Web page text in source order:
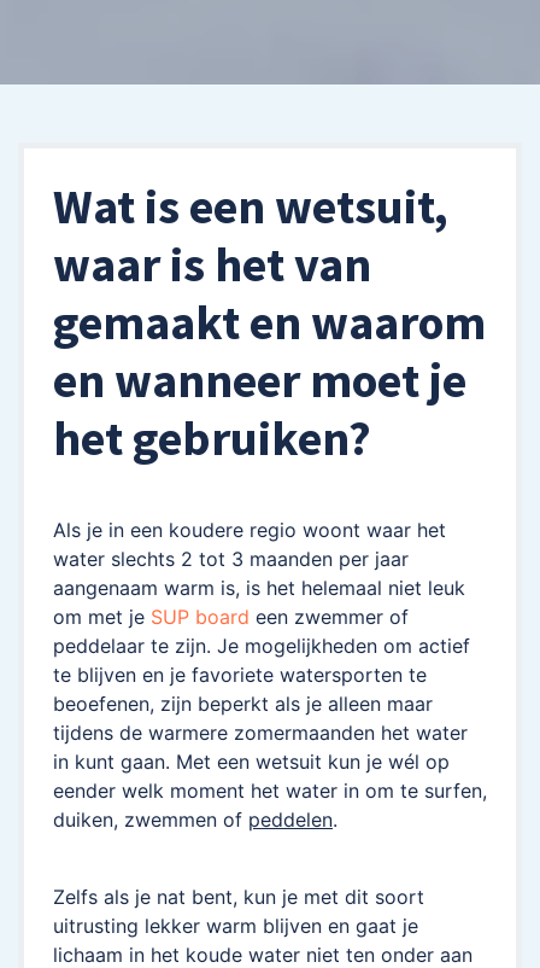
Wat is een wetsuit,
waar is het van
gemaakt en waarom
en wanneer moet je
het gebruiken?
Als je in een koudere regio woont waar het
water slechts 2 tot 3 maanden per jaar
aangenaam warm is, is het helemaal niet leuk
om met je SUP board een zwemmer of
peddelaar te zijn. Je mogelijkheden om actief
te blijven en je favoriete watersporten te
beoefenen, zijn beperkt als je alleen maar
tijdens de warmere zomermaanden het water
in kunt gaan. Met een wetsuit kun je wél op
eender welk moment het water in om te surfen,
duiken, zwemmen of peddelen.
Zelfs als je nat bent, kun je met dit soort
uitrusting lekker warm blijven en gaat je
lichaam in het koude water niet ten onder aan